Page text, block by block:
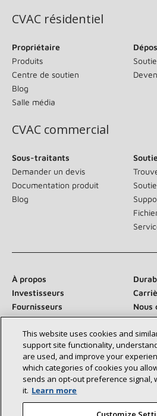
CVAC résidentiel
Propriétaire
Produits
Centre de soutien
Blog
Salle média
CVAC commercial
Sous-traitants
Demander un devis
Documentation produit
Blog
À propos
Investisseurs
Fournisseurs
Nous
Salle de presse
Communiquez avec nous :
This website uses cookies and
support site functionality,
are used, and improve your
which categories of cookies you
sends an opt‑out preference signal,
it. Learn more